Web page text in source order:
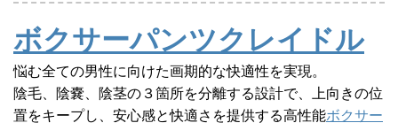
ボクサーパンツクレイドル
悩む全ての男性に向けた画期的な快適性を実現。
陰毛、陰嚢、陰茎の３箇所を分離する設計で、上向きの位
置をキープし、安心感と快適さを提供する高性能ボクサー